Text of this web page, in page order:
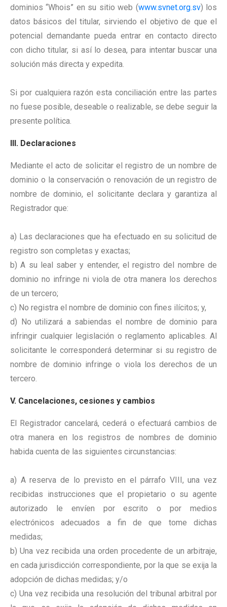
dominios “Whois” en su sitio web (www.svnet.org.sv) los
datos básicos del titular, sirviendo el objetivo de que el
potencial demandante pueda entrar en contacto directo
con dicho titular, si así lo desea, para intentar buscar una
solución más directa y expedita.
Si por cualquiera razón esta conciliación entre las partes
no fuese posible, deseable o realizable, se debe seguir la
presente política.
III. Declaraciones
Mediante el acto de solicitar el registro de un nombre de
dominio o la conservación o renovación de un registro de
nombre de dominio, el solicitante declara y garantiza al
Registrador que:
a) Las declaraciones que ha efectuado en su solicitud de
registro son completas y exactas;
b) A su leal saber y entender, el registro del nombre de
dominio no infringe ni viola de otra manera los derechos
de un tercero;
c) No registra el nombre de dominio con fines ilícitos; y,
d) No utilizará a sabiendas el nombre de dominio para
infringir cualquier legislación o reglamento aplicables. Al
solicitante le corresponderá determinar si su registro de
nombre de dominio infringe o viola los derechos de un
tercero.
V. Cancelaciones, cesiones y cambios
El Registrador cancelará, cederá o efectuará cambios de
otra manera en los registros de nombres de dominio
habida cuenta de las siguientes circunstancias:
a) A reserva de lo previsto en el párrafo VIII, una vez
recibidas instrucciones que el propietario o su agente
autorizado le envíen por escrito o por medios
electrónicos adecuados a fin de que tome dichas
medidas;
b) Una vez recibida una orden procedente de un arbitraje,
en cada jurisdicción correspondiente, por la que se exija la
adopción de dichas medidas; y/o
c) Una vez recibida una resolución del tribunal arbitral por